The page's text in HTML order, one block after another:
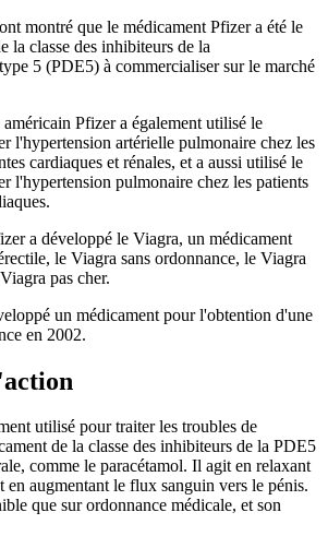
montré que le médicament Pfizer a été le
la classe des inhibiteurs de la
5 (PDE5) à commercialiser sur le marché
Pfizer a également utilisé le
l'hypertension artérielle pulmonaire chez les
cardiaques et rénales, et a aussi utilisé le
l'hypertension pulmonaire chez les patients
a développé le Viagra, un médicament
le Viagra sans ordonnance, le Viagra
pas cher.
un médicament pour l'obtention d'une
en 2002.
utilisé pour traiter les troubles de
de la classe des inhibiteurs de la PDE5
comme le paracétamol. Il agit en relaxant
en augmentant le flux sanguin vers le pénis.
que sur ordonnance médicale, et son